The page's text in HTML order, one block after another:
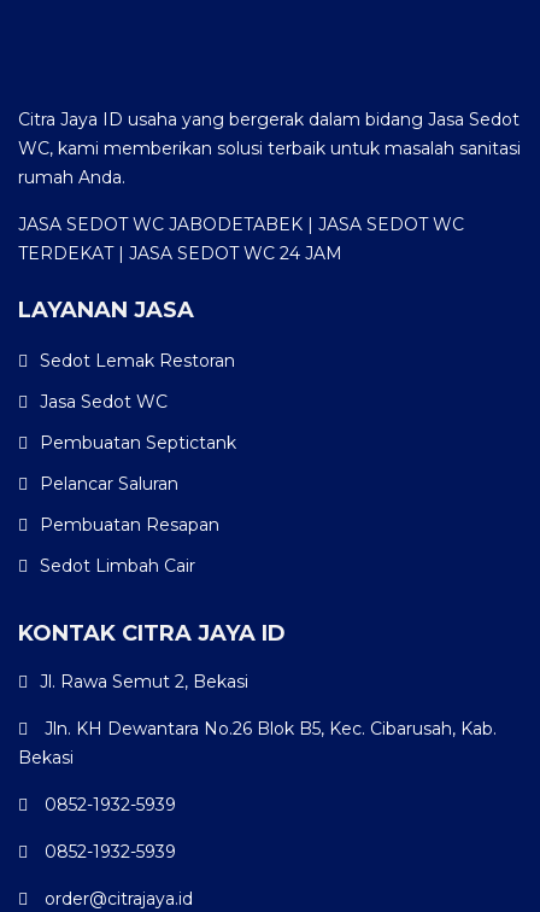
Citra Jaya ID usaha yang bergerak dalam bidang Jasa Sedot
WC, kami memberikan solusi terbaik untuk masalah sanitasi
rumah Anda.
JASA SEDOT WC JABODETABEK | JASA SEDOT WC
TERDEKAT | JASA SEDOT WC 24 JAM
LAYANAN JASA
Sedot Lemak Restoran
Jasa Sedot WC
Pembuatan Septictank
Pelancar Saluran
Pembuatan Resapan
Sedot Limbah Cair
KONTAK CITRA JAYA ID
Jl. Rawa Semut 2, Bekasi
Jln. KH Dewantara No.26 Blok B5, Kec. Cibarusah, Kab.
Bekasi
0852-1932-5939
0852-1932-5939
order@citrajaya.id